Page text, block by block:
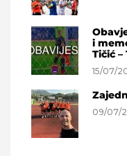
i
Tičić –
15/07/
09/07/